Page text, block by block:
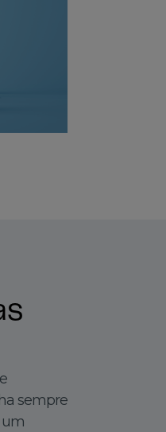
sempre
um